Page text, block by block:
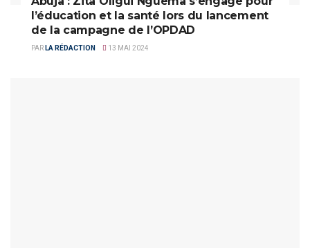
l’éducation et la santé lors du lancement
de la campagne de l’OPDAD
PAR LA RÉDACTION 13 MAI 2024